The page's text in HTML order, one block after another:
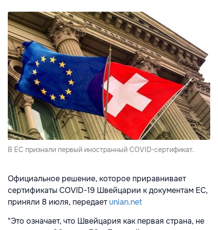
В ЕС признали первый иностранный COVID-сертификат.
Официальное решение, которое приравнивает
сертификаты COVID-19 Швейцарии к документам ЕС,
приняли 8 июля, передаетunian.net
"Это означает, что Швейцария как первая страна, не